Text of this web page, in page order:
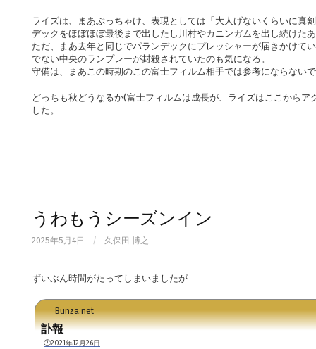
ライズは、まあぶっちゃけ、表現としては「大人げないくらいに真
デックをほぼほぼ最後まで出したし川村やカニンガムを出し続けた
ただ、まあ去年と同じでパランデックにプレッシャーが届きかけて
でない中央のランプレーが封殺されていたのも気になる。
守備は、まあこの時期のこの富士フィルム相手では参考にならない
どっちも秋どうなるか(富士フィルムは成長が、ライズはここから
した。
うわもうシーズンイン
2025年5月4日 / 久保田 博之
ずいぶん時間がたってしまいましたが
Bunza.net
訃報
🕒️2021年12月26日